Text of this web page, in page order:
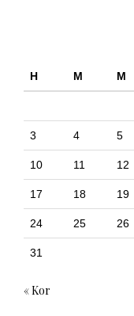
H M M
3 4 5
10 11 12
17 18 19
24 25 26
31
« Kor